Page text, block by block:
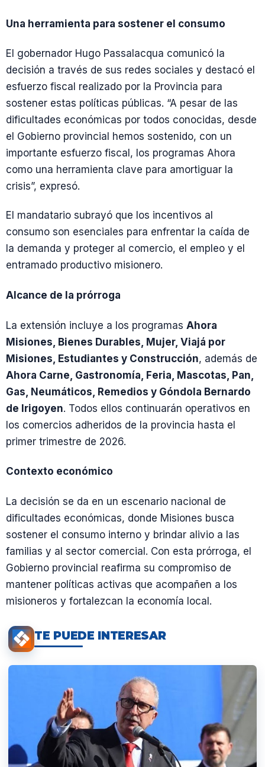
Una herramienta para sostener el consumo
El gobernador Hugo Passalacqua comunicó la
decisión a través de sus redes sociales y destacó el
esfuerzo fiscal realizado por la Provincia para
sostener estas políticas públicas. “A pesar de las
dificultades económicas por todos conocidas, desde
el Gobierno provincial hemos sostenido, con un
importante esfuerzo fiscal, los programas Ahora
como una herramienta clave para amortiguar la
crisis”, expresó.
El mandatario subrayó que los incentivos al
consumo son esenciales para enfrentar la caída de
la demanda y proteger al comercio, el empleo y el
entramado productivo misionero.
Alcance de la prórroga
La extensión incluye a los programas Ahora
Misiones, Bienes Durables, Mujer, Viajá por
Misiones, Estudiantes y Construcción, además de
Ahora Carne, Gastronomía, Feria, Mascotas, Pan,
Gas, Neumáticos, Remedios y Góndola Bernardo
de Irigoyen. Todos ellos continuarán operativos en
los comercios adheridos de la provincia hasta el
primer trimestre de 2026.
Contexto económico
La decisión se da en un escenario nacional de
dificultades económicas, donde Misiones busca
sostener el consumo interno y brindar alivio a las
familias y al sector comercial. Con esta prórroga, el
Gobierno provincial reafirma su compromiso de
mantener políticas activas que acompañen a los
misioneros y fortalezcan la economía local.
TE PUEDE INTERESAR